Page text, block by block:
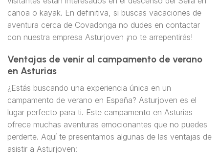
canoa o kayak. En definitiva, si buscas vacaciones de
aventura cerca de Covadonga no dudes en contactar
con nuestra empresa Asturjoven ¡no te arrepentirás!
Ventajas de venir al campamento de verano
en Asturias
¿Estás buscando una experiencia única en un
campamento de verano en España? Asturjoven es el
lugar perfecto para ti. Este campamento en Asturias
ofrece muchas aventuras emocionantes que no puedes
perderte. Aquí te presentamos algunas de las ventajas de
asistir a Asturjoven: